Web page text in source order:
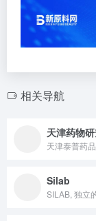
相关导航
Silab